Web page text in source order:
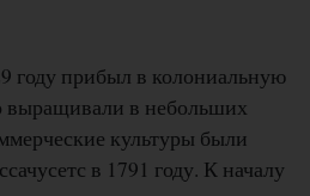
году прибыл в колониальную
выращивали в небольших
культуры были
в 1791 году. К началу